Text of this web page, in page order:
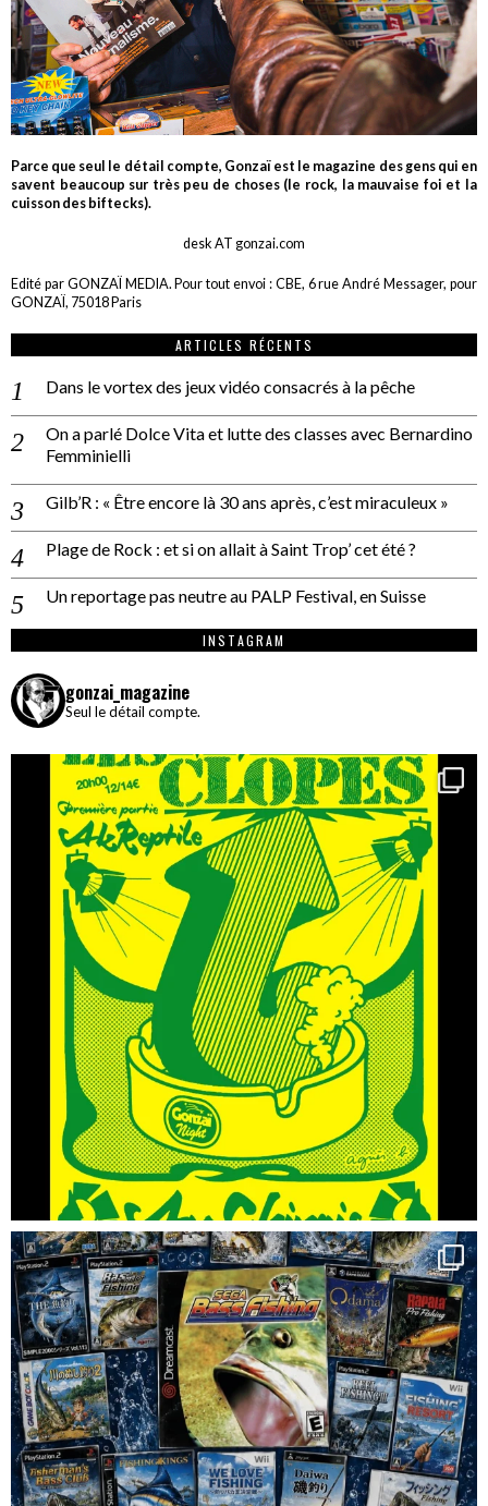
Parce que seul le détail compte, Gonzaï est le magazine des gens qui en
savent beaucoup sur très peu de choses (le rock, la mauvaise foi et la
cuisson des biftecks).
desk AT gonzai.com
Edité par GONZAÏ MEDIA. Pour tout envoi : CBE, 6 rue André Messager, pour
GONZAÏ, 75018 Paris
ARTICLES RÉCENTS
Dans le vortex des jeux vidéo consacrés à la pêche
On a parlé Dolce Vita et lutte des classes avec Bernardino
Femminielli
Gilb’R : « Être encore là 30 ans après, c’est miraculeux »
Plage de Rock : et si on allait à Saint Trop’ cet été ?
Un reportage pas neutre au PALP Festival, en Suisse
INSTAGRAM
gonzai_magazine
Seul le détail compte.